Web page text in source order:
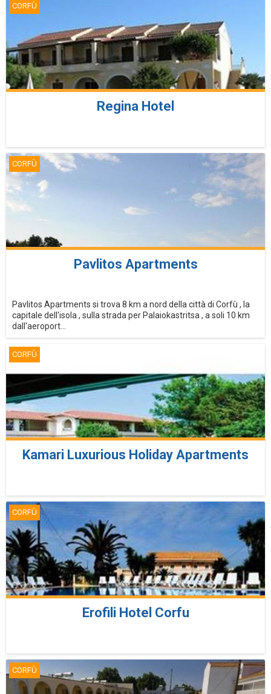
CORFÙ
Regina Hotel
CORFÙ
Pavlitos Apartments
Pavlitos Apartments si trova 8 km a nord della città di Corfù , la
capitale dell'isola , sulla strada per Palaiokastritsa , a soli 10 km
dall'aeroport...
CORFÙ
Kamari Luxurious Holiday Apartments
CORFÙ
Erofili Hotel Corfu
CORFÙ